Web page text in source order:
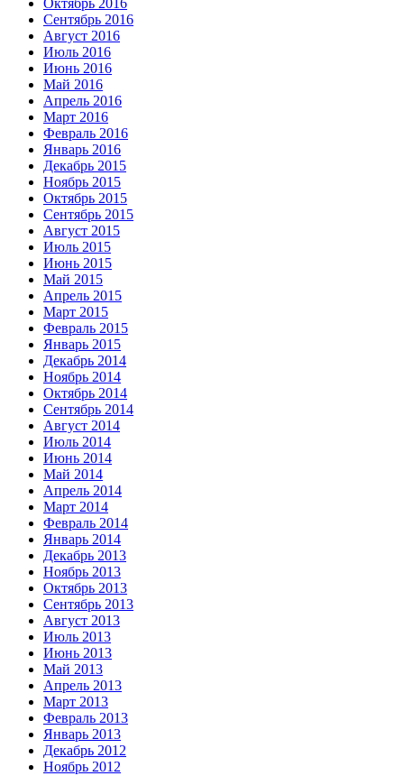
Октябрь 2016
Сентябрь 2016
Август 2016
Июль 2016
Июнь 2016
Май 2016
Апрель 2016
Март 2016
Февраль 2016
Январь 2016
Декабрь 2015
Ноябрь 2015
Октябрь 2015
Сентябрь 2015
Август 2015
Июль 2015
Июнь 2015
Май 2015
Апрель 2015
Март 2015
Февраль 2015
Январь 2015
Декабрь 2014
Ноябрь 2014
Октябрь 2014
Сентябрь 2014
Август 2014
Июль 2014
Июнь 2014
Май 2014
Апрель 2014
Март 2014
Февраль 2014
Январь 2014
Декабрь 2013
Ноябрь 2013
Октябрь 2013
Сентябрь 2013
Август 2013
Июль 2013
Июнь 2013
Май 2013
Апрель 2013
Март 2013
Февраль 2013
Январь 2013
Декабрь 2012
Ноябрь 2012